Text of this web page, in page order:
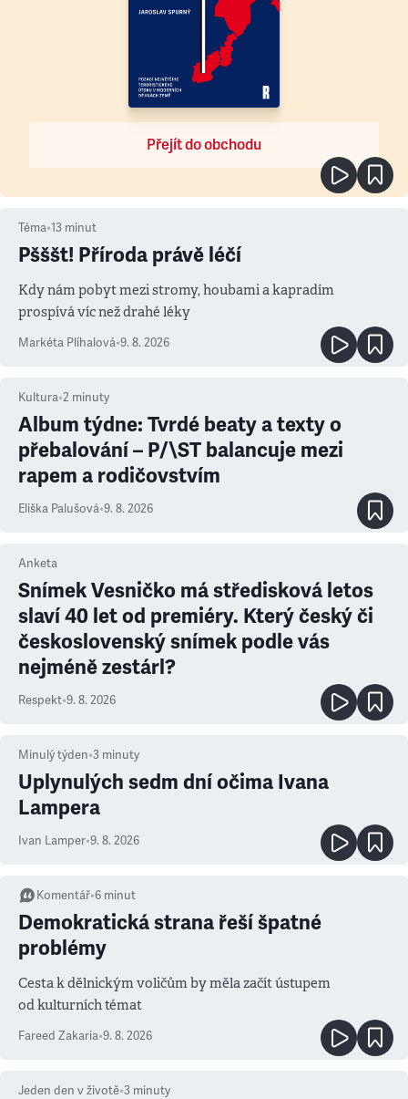
Přejít do obchodu
Téma•13 minut
Pšššt! Příroda právě léčí
Kdy nám pobyt mezi stromy, houbami a kapradím
prospívá víc než drahé léky
Markéta Plíhalová•9. 8. 2026
Kultura•2 minuty
Album týdne: Tvrdé beaty a texty o
přebalování – P/\ST balancuje mezi
rapem a rodičovstvím
Eliška Palušová•9. 8. 2026
Anketa
Snímek Vesničko má středisková letos
slaví 40 let od premiéry. Který český či
československý snímek podle vás
nejméně zestárl?
Respekt•9. 8. 2026
Minulý týden•3 minuty
Uplynulých sedm dní očima Ivana
Lampera
Ivan Lamper•9. 8. 2026
Komentář•6 minut
Demokratická strana řeší špatné
problémy
Cesta k dělnickým voličům by měla začít ústupem
od kulturních témat
Fareed Zakaria•9. 8. 2026
Jeden den v životě•3 minuty